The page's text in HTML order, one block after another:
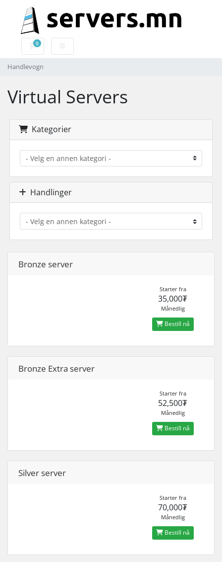
0
Handlevogn
Handlevogn
Virtual Servers
Kategorier
Handlinger
Bronze server
Starter fra
35,000₮
Månedlig
Bestill nå
Bronze Extra server
Starter fra
52,500₮
Månedlig
Bestill nå
Silver server
Starter fra
70,000₮
Månedlig
Bestill nå